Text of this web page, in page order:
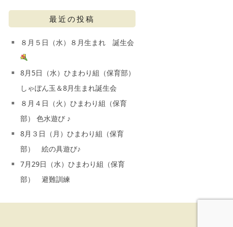
最近の投稿
８月５日（水）８月生まれ 誕生会
8月5日（水）ひまわり組（保育部）
しゃぼん玉＆8月生まれ誕生会
８月４日（火）ひまわり組（保育
部） 色水遊び ♪
8月３日（月）ひまわり組（保育
部） 絵の具遊び♪
7月29日（水）ひまわり組（保育
部） 避難訓練